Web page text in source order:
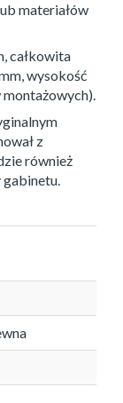
materiałów
całkowita
wysokość
z
również
gabinetu.